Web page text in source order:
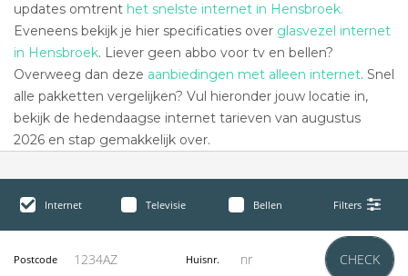
updates omtrent het snelste internet in Hensbroek.
Eveneens bekijk je hier specificaties over glasvezel internet
in Hensbroek. Liever geen abbo voor tv en bellen?
Overweeg dan deze aanbiedingen met alleen internet. Snel
alle pakketten vergelijken? Vul hieronder jouw locatie in,
bekijk de hedendaagse internet tarieven van augustus
2026 en stap gemakkelijk over.
Internet Televisie Bellen Filters
Postcode Huisnr. CHECK